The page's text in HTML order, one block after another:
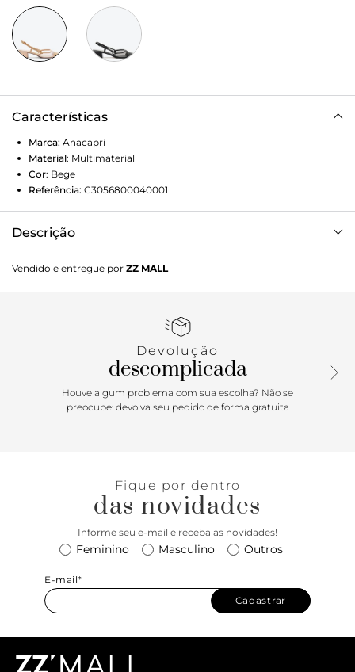
Características
Marca: Anacapri
Material: Multimaterial
Cor: Bege
Referência: C3056800040001
Descrição
bloco, na cor bege. O modelo traz cabedal em tela
transparente, com recorte arredondado sobre o peito de pé,
salto em bloco baixo e aberta atrás, possui tiras finas
o calcanhar, com fecho afivelado ajustável. Com palmilha
de mesmo tom da sapatilha e assinatura Anacapri. O
modelo deixa o peito de pé e calcanhar à mostra.
dias de verão com leveza e frescor aos seus pés. O
modelinho ultra charmoso com saltinho em bloco traz um
Vendido e entregue por ZZ MALL
Devolução
descomplicada
Houve algum problema com sua escolha? Não se
preocupe: devolva seu pedido de forma gratuita
Fique por dentro
das novidades
Informe seu e-mail e receba as novidades!
Feminino Masculino Outros
E-mail*
Cadastrar